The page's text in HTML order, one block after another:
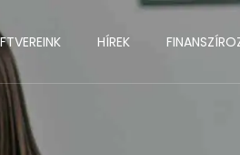
HÍREK